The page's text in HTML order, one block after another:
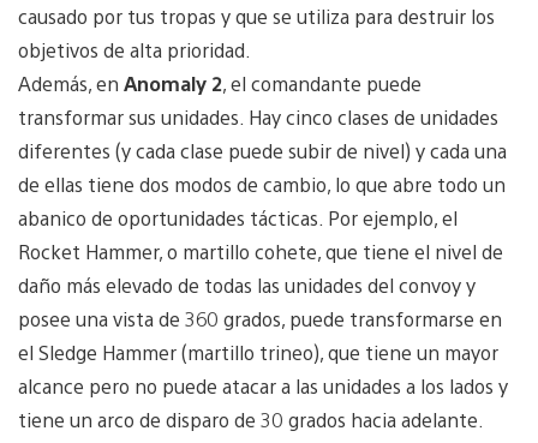
causado por tus tropas y que se utiliza para destruir los
objetivos de alta prioridad.
Además, en Anomaly 2, el comandante puede
transformar sus unidades. Hay cinco clases de unidades
diferentes (y cada clase puede subir de nivel) y cada una
de ellas tiene dos modos de cambio, lo que abre todo un
abanico de oportunidades tácticas. Por ejemplo, el
Rocket Hammer, o martillo cohete, que tiene el nivel de
daño más elevado de todas las unidades del convoy y
posee una vista de 360 grados, puede transformarse en
el Sledge Hammer (martillo trineo), que tiene un mayor
alcance pero no puede atacar a las unidades a los lados y
tiene un arco de disparo de 30 grados hacia adelante.